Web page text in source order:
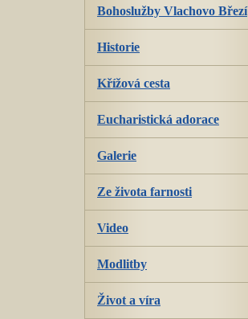
Bohoslužby Vlachovo Březí
Historie
Křížová cesta
Eucharistická adorace
Galerie
Ze života farnosti
Video
Modlitby
Život a víra